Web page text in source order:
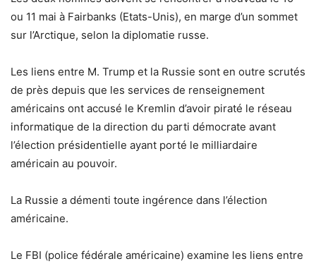
ou 11 mai à Fairbanks (Etats-Unis), en marge d’un sommet
sur l’Arctique, selon la diplomatie russe.
Les liens entre M. Trump et la Russie sont en outre scrutés
de près depuis que les services de renseignement
américains ont accusé le Kremlin d’avoir piraté le réseau
informatique de la direction du parti démocrate avant
l’élection présidentielle ayant porté le milliardaire
américain au pouvoir.
La Russie a démenti toute ingérence dans l’élection
américaine.
Le FBI (police fédérale américaine) examine les liens entre